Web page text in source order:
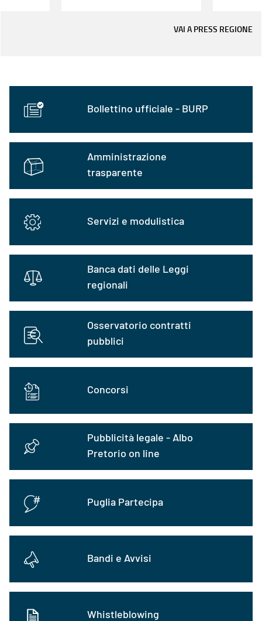
VAI A PRESS REGIONE
Bollettino ufficiale - BURP
Amministrazione
trasparente
Servizi e modulistica
Banca dati delle Leggi
regionali
Osservatorio contratti
pubblici
Concorsi
Pubblicità legale - Albo
Pretorio on line
Puglia Partecipa
Bandi e Avvisi
Whistleblowing